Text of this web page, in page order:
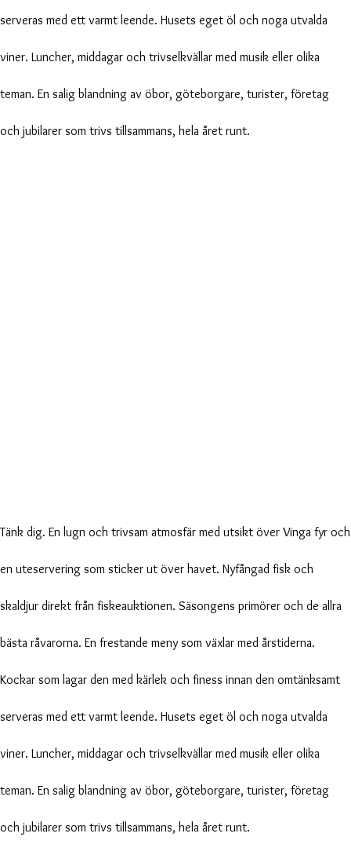
serveras med ett varmt leende. Husets eget öl och noga utvalda
viner. Luncher, middagar och trivselkvällar med musik eller olika
teman. En salig blandning av öbor, göteborgare, turister, företag
och jubilarer som trivs tillsammans, hela året runt.
Tänk dig. En lugn och trivsam atmosfär med utsikt över Vinga fyr och
en uteservering som sticker ut över havet. Nyfångad fisk och
skaldjur direkt från fiskeauktionen. Säsongens primörer och de allra
bästa råvarorna. En frestande meny som växlar med årstiderna.
Kockar som lagar den med kärlek och finess innan den omtänksamt
serveras med ett varmt leende. Husets eget öl och noga utvalda
viner. Luncher, middagar och trivselkvällar med musik eller olika
teman. En salig blandning av öbor, göteborgare, turister, företag
och jubilarer som trivs tillsammans, hela året runt.